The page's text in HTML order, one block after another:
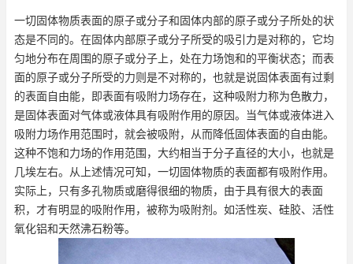
一切固体物质表面的原子或分子和固体内部的原子或分子所处的状
态是不同的。在固体内部原子或分子所受的吸引力是对称的，它均
匀地分布在周围的原子或分子上，处在力场饱和的平衡状态；而表
面的原子或分子所受的力则是不对称的，也就是说固体表面有过剩
的表面自由能，即表面有吸附力场存在，这种吸附力称为色散力，
是固体表面对气体或液体具有吸附作用的原因。当气体或液体进入
吸附力场作用范围时，就会被吸附，从而降低固体表面的自由能。
这种不饱和力场的作用范围，大约相当于分子直径的大小，也就是
几埃左右。从上述情况可知，一切固体物质的表面都有吸附作用。
实际上，只有多孔物质或磨得很细的物质，由于具有很大的表面
积，才有明显的吸附作用，被称为吸附剂。如活性炭、硅胶、活性
氧化铝和天然沸石粉等。